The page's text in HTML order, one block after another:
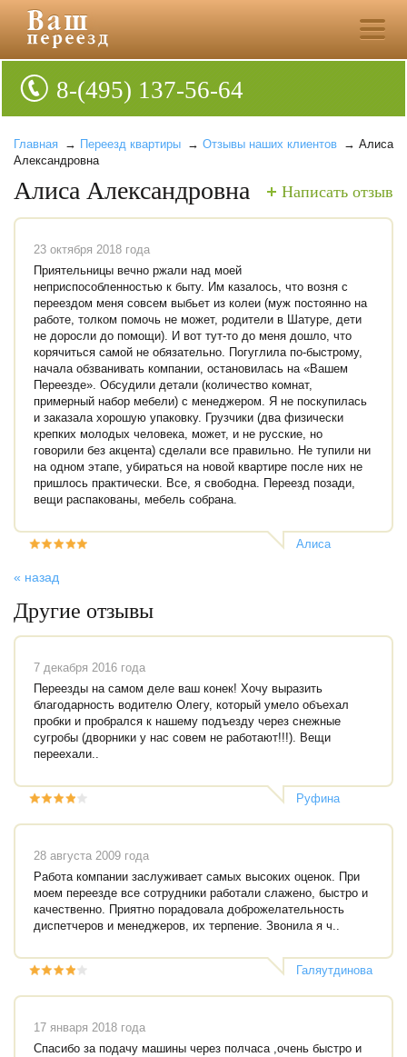
8-(495) 137-56-64
Главная → Переезд квартиры → Отзывы наших клиентов → Алиса
Александровна
Написать отзыв
Алиса Александровна
23 октября 2018 года
Приятельницы вечно ржали над моей
неприспособленностью к быту. Им казалось, что возня с
переездом меня совсем выбьет из колеи (муж постоянно на
работе, толком помочь не может, родители в Шатуре, дети
не доросли до помощи). И вот тут-то до меня дошло, что
корячиться самой не обязательно. Погуглила по-быстрому,
начала обзванивать компании, остановилась на «Вашем
Переезде». Обсудили детали (количество комнат,
примерный набор мебели) с менеджером. Я не поскупилась
и заказала хорошую упаковку. Грузчики (два физически
крепких молодых человека, может, и не русские, но
говорили без акцента) сделали все правильно. Не тупили ни
на одном этапе, убираться на новой квартире после них не
пришлось практически. Все, я свободна. Переезд позади,
вещи распакованы, мебель собрана.
Алиса
« назад
Другие отзывы
7 декабря 2016 года
Переезды на самом деле ваш конек! Хочу выразить
благодарность водителю Олегу, который умело объехал
пробки и пробрался к нашему подъезду через снежные
сугробы (дворники у нас совем не работают!!!). Вещи
переехали..
Руфина
28 августа 2009 года
Работа компании заслуживает самых высоких оценок. При
моем переезде все сотрудники работали слажено, быстро и
качественно. Приятно порадовала доброжелательность
диспетчеров и менеджеров, их терпение. Звонила я ч..
Галяутдинова
17 января 2018 года
Спасибо за подачу машины через полчаса ,очень быстро и